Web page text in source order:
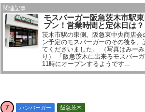
関連記事
モスバーガー阪急茨木市駅
プン！営業時間と定休日は？
茨木市駅の東側。阪急東中央商店会
ン予定のモスバーガーのその後を、
てくださいました。 （写真はみー
り） 「阪急茨木に出来るモスバー
11時にオープンするようです...
7 ハンバーガー 阪急茨木